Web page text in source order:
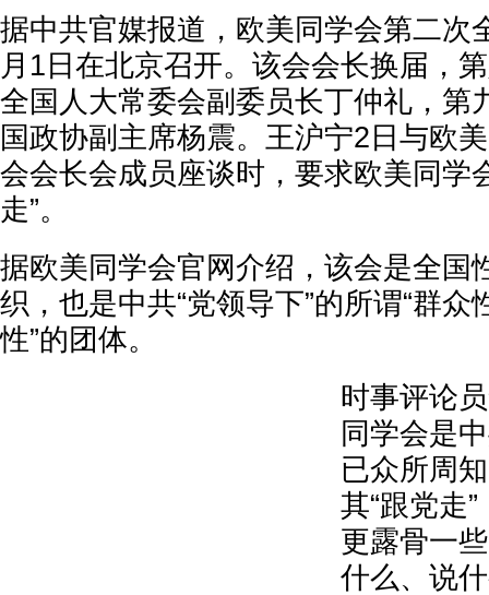
据中共官媒报道，欧美同学会第二次
月1日在北京召开。该会会长换届，
全国人大常委会副委员长丁仲礼，第
国政协副主席杨震。王沪宁2日与欧
会会长会成员座谈时，要求欧美同学
走”。
据欧美同学会官网介绍，该会是全国
织，也是中共“党领导下”的所谓“群
性”的团体。
时事评论
同学会是
已众所周
其“跟党走
更露骨一
什么、说